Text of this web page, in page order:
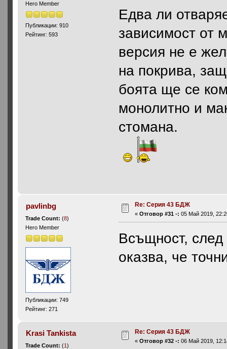
Hero Member
Публикации: 910
Рейтинг: 593
Едва ли
зависимост от
версия не е
на покрива,
боята ще се
монолитно и
стомана.
pavlinbg
Trade Count:(8)
Hero Member
Публикации: 749
Рейтинг: 271
Re: Серия 43 БДЖ
«Отговор #31 -: 05 Май 2019,
Всъщност, след
оказва, че
Krasi Tankista
Trade Count:(1)
Re: Серия 43 БДЖ
«Отговор #32 -: 06 Май 2019,